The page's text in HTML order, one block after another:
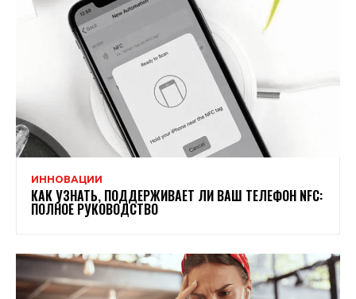
ИННОВАЦИИ
КАК УЗНАТЬ, ПОДДЕРЖИВАЕТ ЛИ ВАШ ТЕЛЕФОН NFC:
ПОЛНОЕ РУКОВОДСТВО